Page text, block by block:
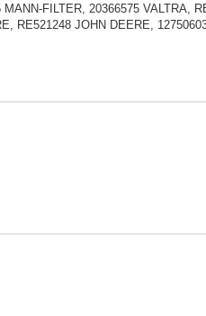
FILTER, 20366575 VALTRA,
RE521248 JOHN DEERE,